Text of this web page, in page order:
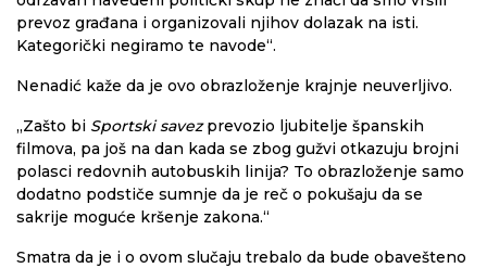
prevoz građana i organizovali njihov dolazak na isti.
Kategorički negiramo te navode“.
Nenadić kaže da je ovo obrazloženje krajnje neuverljivo.
„Zašto bi Sportski savezprevozio ljubitelje španskih
filmova, pa još na dan kada se zbog gužvi otkazuju brojni
polasci redovnih autobuskih linija? To obrazloženje samo
dodatno podstiče sumnje da je reč o pokušaju da se
sakrije moguće kršenje zakona.“
Smatra da je i o ovom slučaju trebalo da bude obavešteno